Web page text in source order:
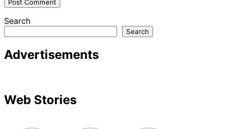
Search
Search
Advertisements
Web Stories